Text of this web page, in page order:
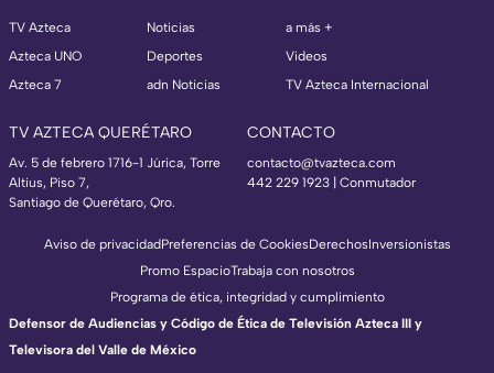
TV Azteca
Azteca UNO
Azteca 7
Noticias
Deportes
adn Noticias
a más +
Videos
TV Azteca Internacional
TV AZTECA QUERÉTARO
Av. 5 de febrero 1716-1 Júrica, Torre
Altius, Piso 7,
Santiago de Querétaro, Qro.
CONTACTO
contacto@tvazteca.com
442 229 1923 | Conmutador
Aviso de privacidadPreferencias de CookiesDerechosInversionistas
Promo EspacioTrabaja con nosotros
Programa de ética, integridad y cumplimiento
Defensor de Audiencias y Código de Ética de Televisión Azteca III y
Televisora del Valle de México